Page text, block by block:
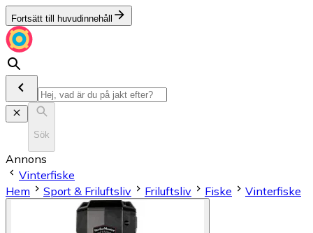
Fortsätt till huvudinnehåll
Sök
Annons
Vinterfiske
Hem
Sport & Friluftsliv Friluftsliv Fiske Vinterfiske